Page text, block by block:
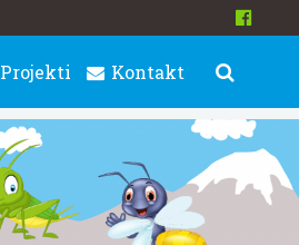
Projekti Kontakt